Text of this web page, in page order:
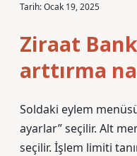
Tarih: Ocak 19, 2025
Ziraat
arttırma
Soldaki eylem
ayarlar” seçilir. Alt
seçilir. İşlem limiti